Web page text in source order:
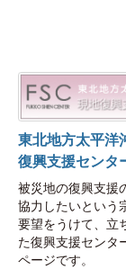
東北地方太平洋
復興支援センタ
被災地の復興支援
協力したいという
要望をうけて、立
た復興支援センタ
ページです。